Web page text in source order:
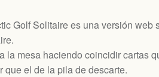
Golf Solitaire es una versión web
la mesa haciendo coincidir cartas
que el de la pila de descarte.